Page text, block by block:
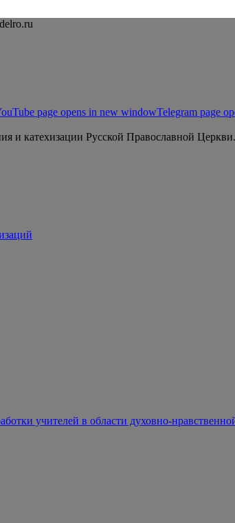
page opens in new windowTelegram page
и катехизации Русской Православной
учителей в области духовно-